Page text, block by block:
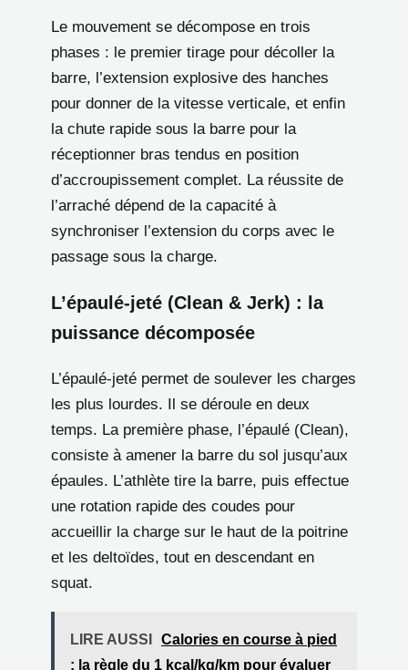
Le mouvement se décompose en trois
phases : le premier tirage pour décoller la
barre, l’extension explosive des hanches
pour donner de la vitesse verticale, et enfin
la chute rapide sous la barre pour la
réceptionner bras tendus en position
d’accroupissement complet. La réussite de
l’arraché dépend de la capacité à
synchroniser l’extension du corps avec le
passage sous la charge.
L’épaulé-jeté (Clean & Jerk) : la
puissance décomposée
L’épaulé-jeté permet de soulever les charges
les plus lourdes. Il se déroule en deux
temps. La première phase, l’épaulé (Clean),
consiste à amener la barre du sol jusqu’aux
épaules. L’athlète tire la barre, puis effectue
une rotation rapide des coudes pour
accueillir la charge sur le haut de la poitrine
et les deltoïdes, tout en descendant en
squat.
LIRE AUSSI
Calories en course à pied
: la règle du 1 kcal/kg/km pour évaluer